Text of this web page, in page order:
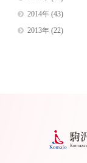
2014年(43)
2013年(22)